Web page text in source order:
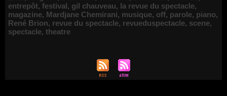
entrepôt, festival, gil chauveau, la revue du spectacle,
magazine, Mardjane Chemirani, musique, off, parole, piano,
René Brion, revue du spectacle, revueduspectacle, scene,
spectacle, theatre